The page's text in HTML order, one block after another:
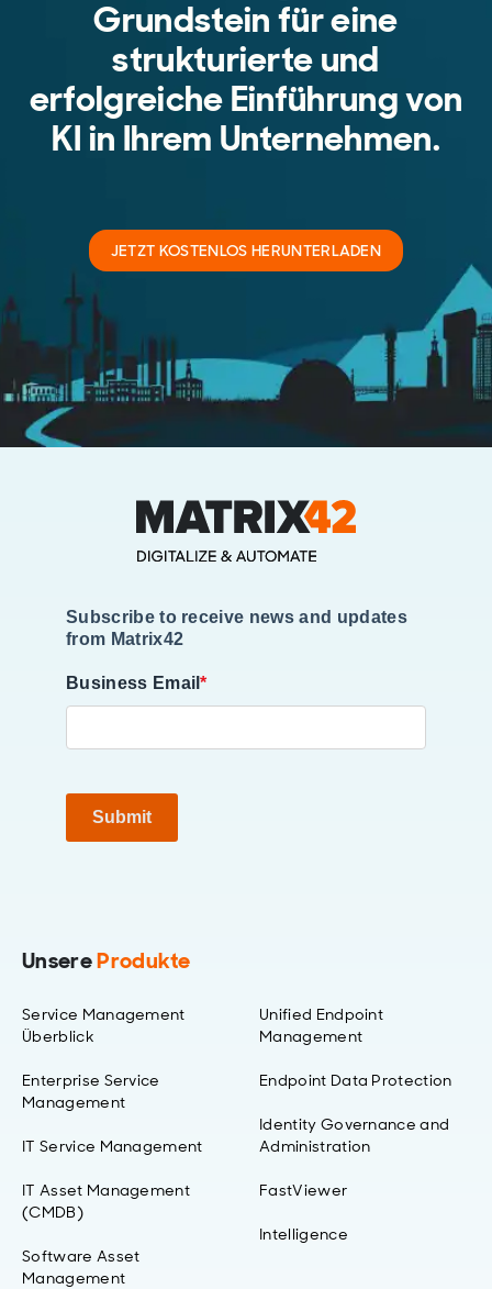
Grundstein für eine
strukturierte und
erfolgreiche Einführung von
KI in Ihrem Unternehmen.
JETZT KOSTENLOS HERUNTERLADEN
Subscribe to receive news and updates
from Matrix42
Business Email*
Submit
UnsereProdukte
Service Management
Überblick
Enterprise Service
Management
IT Service Management
IT Asset Management
(CMDB)
Software Asset
Management
Unified Endpoint
Management
Endpoint Data Protection
Identity Governance and
Administration
FastViewer
Intelligence